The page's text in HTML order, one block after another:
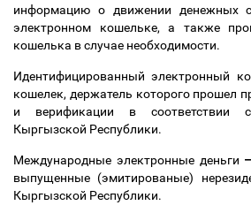
информацию о движении денежных
электронном кошельке, а также
кошелька в случае необходимости.
Идентифицированный электронный
кошелек, держатель которого прошел
и верификации в соответствии с
Кыргызской Республики.
Международные электронные деньги –
выпущенные (эмитированые)
Кыргызской Республики.